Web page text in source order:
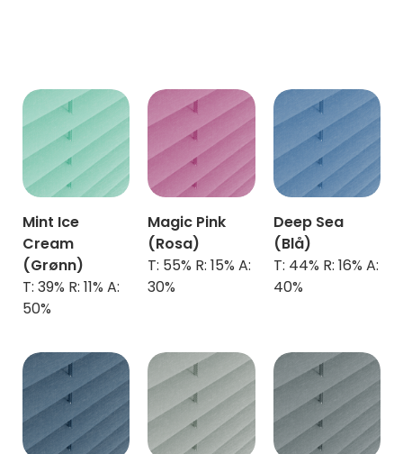
Mint Ice
Cream
(Grønn)
T: 39% R: 11% A:
50%
Magic Pink
(Rosa)
T: 55% R: 15% A:
30%
Deep Sea
(Blå)
T: 44% R: 16% A:
40%